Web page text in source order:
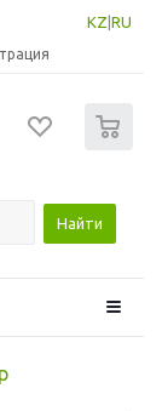
KZ RU
Найти